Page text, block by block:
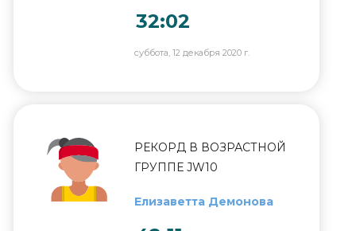
32:02
суббота, 12 декабря 2020 г.
РЕКОРД В ВОЗРАСТНОЙ
ГРУППЕ JW10
Елизаветта Демонова